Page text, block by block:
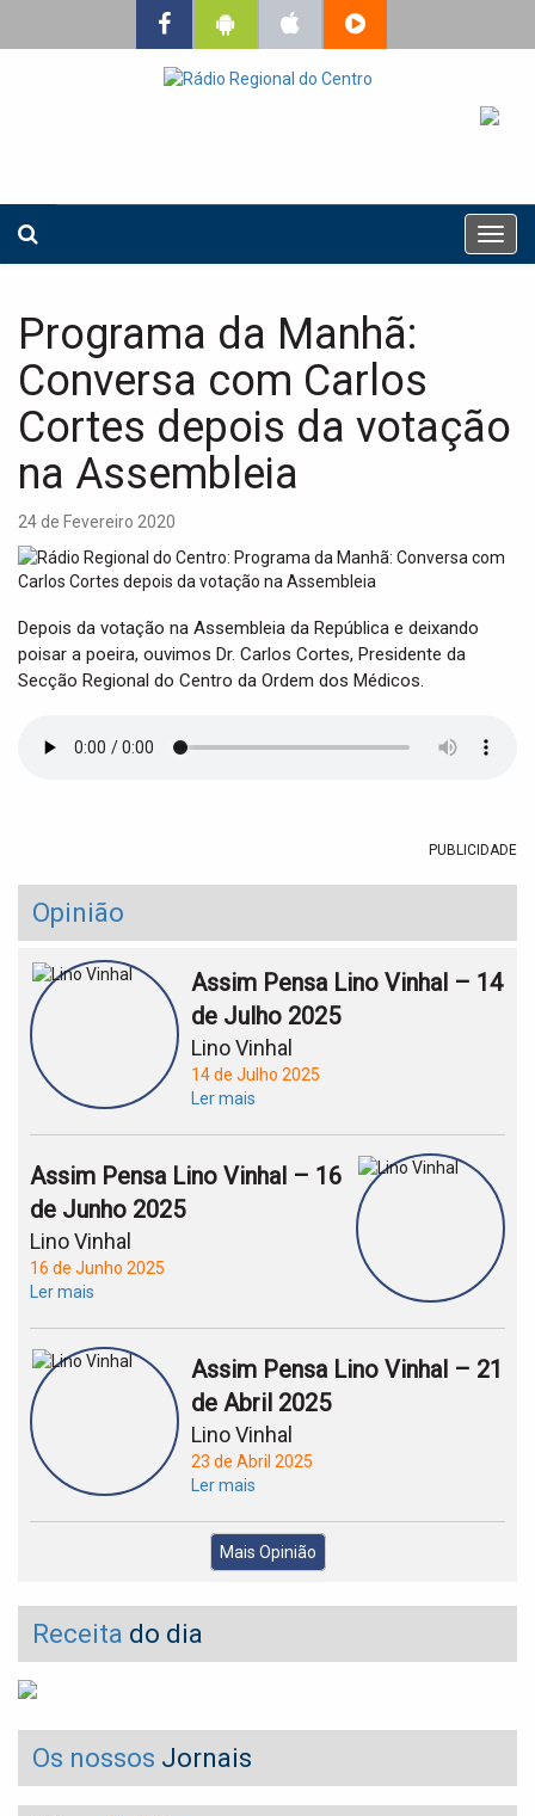
T
o
v
i
Programa da Manhã:
Conversa com Carlos
Cortes depois da votação
na Assembleia
24 de Fevereiro 2020
Depois da votação na Assembleia da República e deixando
poisar a poeira, ouvimos Dr. Carlos Cortes, Presidente da
Secção Regional do Centro da Ordem dos Médicos.
PUBLICIDADE
Opinião
Assim Pensa Lino Vinhal – 14
de Julho 2025
Lino Vinhal
14 de Julho 2025
Ler mais
Assim Pensa Lino Vinhal – 16
de Junho 2025
Lino Vinhal
16 de Junho 2025
Ler mais
Assim Pensa Lino Vinhal – 21
de Abril 2025
Lino Vinhal
23 de Abril 2025
Ler mais
Mais Opinião
Receita do dia
Os nossos Jornais